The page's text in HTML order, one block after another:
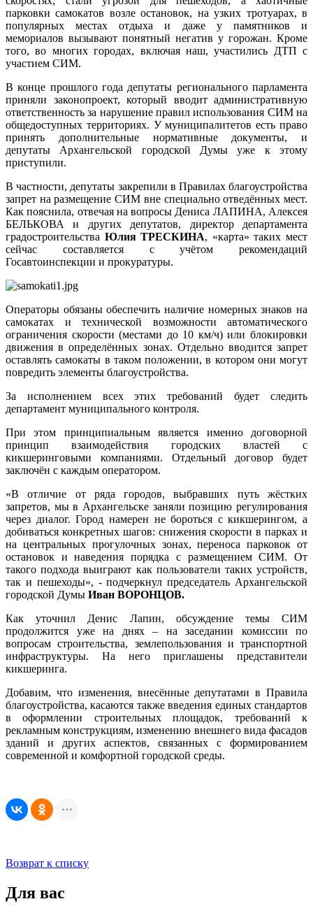
парковки самокатов возле остановок, на узких тротуарах, в
популярных местах отдыха и даже у памятников и
мемориалов вызывают понятный негатив у горожан. Кроме
того, во многих городах, включая наш, участились ДТП с
участием СИМ.
В конце прошлого года депутаты регионального парламента
приняли законопроект, который вводит административную
ответственность за нарушение правил использования СИМ на
общедоступных территориях. У муниципалитетов есть право
принять дополнительные нормативные документы, и
депутаты Архангельской городской Думы уже к этому
приступили.
В частности, депутаты закрепили в Правилах благоустройства
запрет на размещение СИМ вне специально отведённых мест.
Как пояснила, отвечая на вопросы Дениса ЛАПИНА, Алексея
БЕЛЬКОВА и других депутатов, директор департамента
градостроительства Юлия ТРЕСКИНА, «карта» таких мест
сейчас составляется с учётом рекомендаций
Госавтоинспекции и прокуратуры.
Операторы обязаны обеспечить наличие номерных знаков на
самокатах и технической возможности автоматического
ограничения скорости (местами до 10 км/ч) или блокировки
движения в определённых зонах. Отдельно вводится запрет
оставлять самокаты в таком положении, в котором они могут
повредить элементы благоустройства.
За исполнением всех этих требований будет следить
департамент муниципального контроля.
При этом принципиальным является именно договорной
принцип взаимодействия городских властей с
кикшеринговыми компаниями. Отдельный договор будет
заключён с каждым оператором.
«В отличие от ряда городов, выбравших путь жёстких
запретов, мы в Архангельске заняли позицию регулирования
через диалог. Город намерен не бороться с кикшерингом, а
добиваться конкретных шагов: снижения скорости в парках и
на центральных прогулочных зонах, переноса парковок от
остановок и наведения порядка с размещением СИМ. От
такого подхода выиграют как пользователи таких устройств,
так и пешеходы», - подчеркнул председатель Архангельской
городской Думы Иван ВОРОНЦОВ.
Как уточнил Денис Лапин, обсуждение темы СИМ
продолжится уже на днях – на заседании комиссии по
вопросам строительства, землепользования и транспортной
инфраструктуры. На него приглашены представители
кикшеринга.
Добавим, что изменения, внесённые депутатами в Правила
благоустройства, касаются также введения единых стандартов
в оформлении строительных площадок, требований к
рекламным конструкциям, изменению внешнего вида фасадов
зданий и других аспектов, связанных с формированием
современной и комфортной городской среды.
Возврат к списку
Для вас